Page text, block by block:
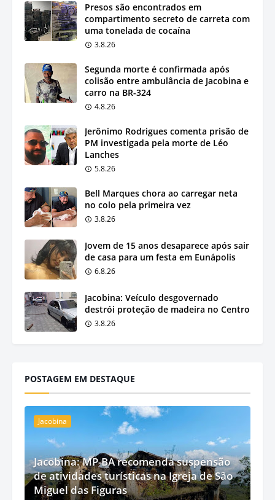
Presos são encontrados em
compartimento secreto de carreta com
uma tonelada de cocaína
3.8.26
Segunda morte é confirmada após
colisão entre ambulância de Jacobina e
carro na BR-324
4.8.26
Jerônimo Rodrigues comenta prisão de
PM investigada pela morte de Léo
Lanches
5.8.26
Bell Marques chora ao carregar neta
no colo pela primeira vez
3.8.26
Jovem de 15 anos desaparece após sair
de casa para um festa em Eunápolis
6.8.26
Jacobina: Veículo desgovernado
destrói proteção de madeira no Centro
3.8.26
POSTAGEM EM DESTAQUE
Jacobina
Jacobina: MP-BA recomenda suspensão
de atividades turísticas na Igreja de São
Miguel das Figuras